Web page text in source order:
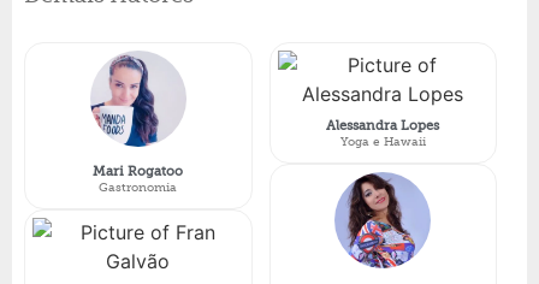
Mari Rogatoo
Gastronomia
Alessandra Lopes
Yoga e Hawaii